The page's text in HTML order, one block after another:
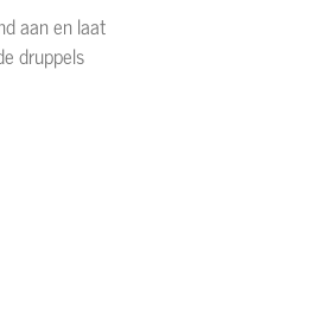
aan en laat
druppels